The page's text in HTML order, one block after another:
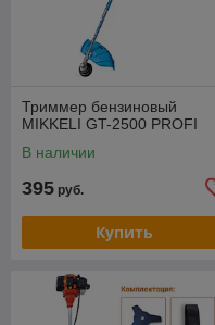
Триммер бензиновый
MIKKELI GT-2500 PROFI
В наличии
395 руб.
Купить